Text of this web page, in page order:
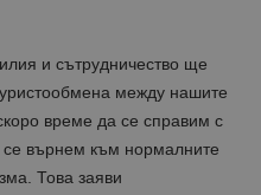
и сътрудничество ще
между нашите
време да се справим с
се върнем към нормалните
Това заяви